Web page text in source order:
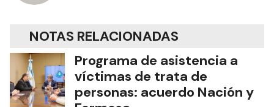
NOTAS RELACIONADAS
Programa de asistencia a
víctimas de trata de
personas: acuerdo Nación y